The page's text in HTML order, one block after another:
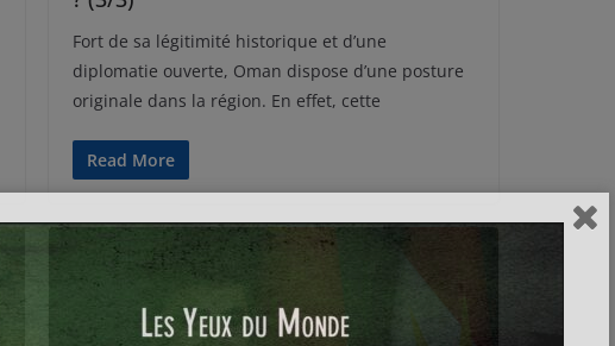
Fort de sa légitimité historique et d’une
diplomatie ouverte, Oman dispose d’une posture
originale dans la région. En effet, cette
Read More